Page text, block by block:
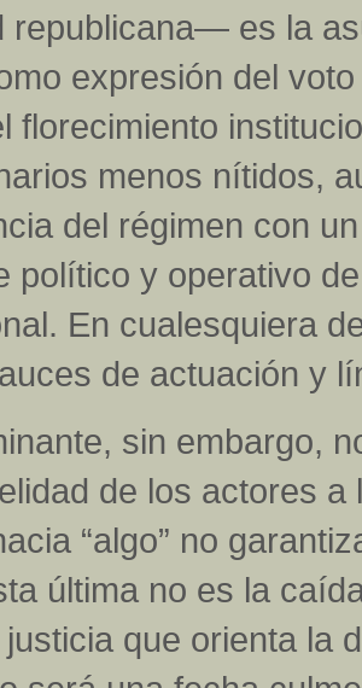
republicana— es la
expresión del
florecimiento
menos nítidos,
del régimen con
político y operativo
En cualesquiera
de actuación y
sin embargo,
de los actores
“algo” no
última no es la
que orienta la